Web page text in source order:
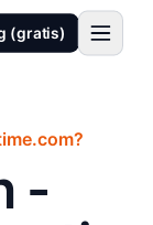
(gratis)
-